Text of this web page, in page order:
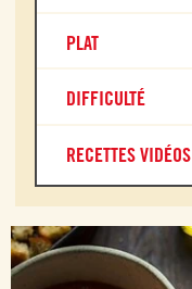
PLAT
DIFFICULTÉ
RECETTES VIDÉOS